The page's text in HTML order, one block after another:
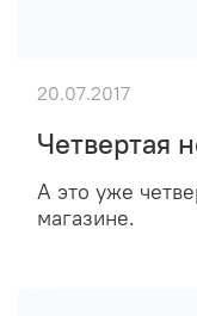
Четвертая
А это уже
магазине.
20.07.2017